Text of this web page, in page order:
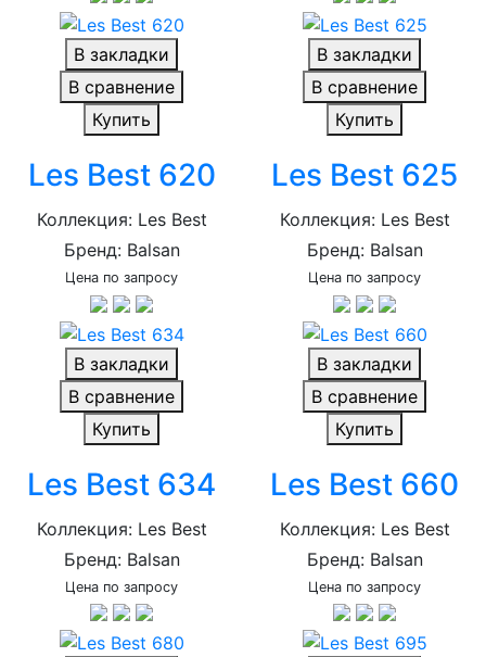
В закладки
В сравнение
Купить
Les Best 620
Коллекция: Les Best
Бренд: Balsan
Цена по запросу
В закладки
В сравнение
Купить
Les Best 625
Коллекция: Les Best
Бренд: Balsan
Цена по запросу
В закладки
В сравнение
Купить
Les Best 634
Коллекция: Les Best
Бренд: Balsan
Цена по запросу
В закладки
В сравнение
Купить
Les Best 660
Коллекция: Les Best
Бренд: Balsan
Цена по запросу